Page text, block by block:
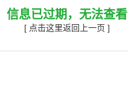
信息已过期，无法查看
[ 点击这里返回上一页 ]